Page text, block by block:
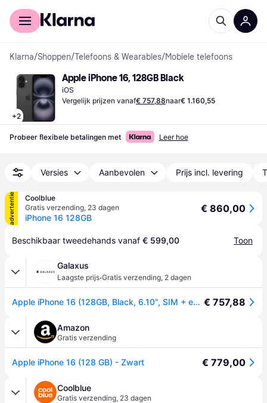
Voor shoppers
Klarna/Shoppen/Telefoons & Wearables/Mobiele telefoons
+2
Apple iPhone 16, 128GB Black
iOS
Vergelijk prijzen vanaf€ 757,88naar€ 1.160,55
Probeer flexibele betalingen met Leer hoe
Versies Aanbevolen Prijs incl. levering
advertentie
Coolblue
Gratis verzending, 23 dagen
iPhone 16 128GB
€ 860,00
Beschikbaar tweedehands vanaf € 599,00 Toon
Galaxus
Laagste prijs·Gratis verzending, 2 dagen
Apple iPhone 16 (128GB, Black, 6.10", SIM + eSIM, 5G), Smartphone, Zwart € 757,88
Amazon
Gratis verzending
Apple iPhone 16 (128 GB) - Zwart € 779,00
Coolblue
Gratis verzending, 23 dagen